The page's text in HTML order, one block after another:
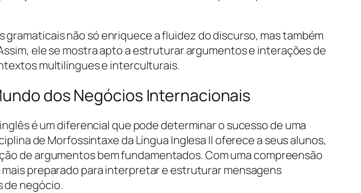
não só enriquece a fluidez do discurso, mas também
ele se mostra apto a estruturar argumentos e interações de
multilíngues e interculturais.
dos Negócios Internacionais
é um diferencial que pode determinar o sucesso de uma
de Morfossintaxe da Língua Inglesa II oferece a seus alunos,
de argumentos bem fundamentados. Com uma compreensão
preparado para interpretar e estruturar mensagens
de negócio.